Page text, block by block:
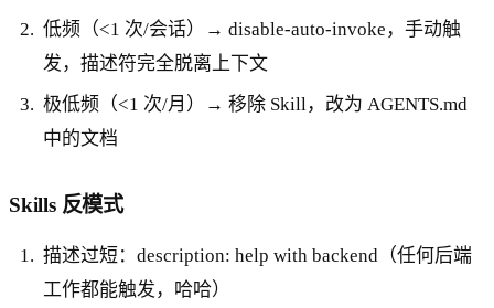
低频（<1 次/会话）→ disable-auto-invoke，手动触
发，描述符完全脱离上下文
极低频（<1 次/月）→ 移除 Skill，改为 AGENTS.md
中的文档
Skills 反模式
描述过短：description: help with backend（任何后端
工作都能触发，哈哈）